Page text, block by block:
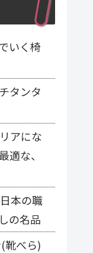
いく椅
タンタ
アにな
適な、
本の職
の名品
靴べら)